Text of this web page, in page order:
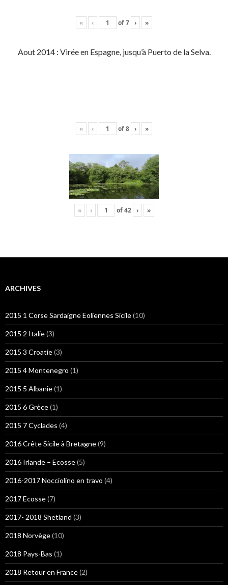
« ‹ of7 › »
Aout 2014 : Virée en Espagne, jusqu’à Puerto de la Selva.
« ‹ of8 › »
« ‹ of42 › »
ARCHIVES
2015 1 Corse Sardaigne Eoliennes Sicile(10)
2015 2 Italie(3)
2015 3 Croatie(3)
2015 4 Montenegro (1)
2015 5 Albanie(1)
2015 6 Grèce(1)
2015 7 Cyclades (4)
2016 Crête Sicile à Bretagne(9)
2016 Irlande – Ecosse(5)
2016-2017 Nocciolino en travo (4)
2017 Ecosse(7)
2017- 2018 Shetland (3)
2018 Norvège(10)
2018 Pays-Bas (1)
2018 Retour en France(2)